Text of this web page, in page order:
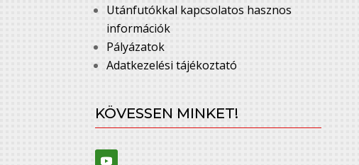
Utánfutókkal kapcsolatos hasznos
információk
Pályázatok
Adatkezelési tájékoztató
KÖVESSEN MINKET!